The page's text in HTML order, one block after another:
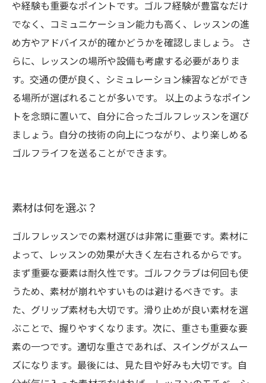
や経験も重要なポイントです。ゴルフ経験が豊富なだけ
でなく、コミュニケーション能力も高く、レッスンの進
め方やアドバイスが的確かどうかを確認しましょう。 さ
らに、レッスンの場所や設備も考慮する必要がありま
す。交通の便が良く、シミュレーション練習などができ
る場所が選ばれることが多いです。 以上のようなポイン
トを念頭に置いて、自分に合ったゴルフレッスンを選び
ましょう。自分の技術の向上につながり、より楽しめる
ゴルフライフを送ることができます。
素材は何を選ぶ？
ゴルフレッスンでの素材選びは非常に重要です。素材に
よって、レッスンの効果が大きく左右されるからです。
まず重要な要素は耐久性です。ゴルフクラブは何回も使
うため、素材が崩れやすいものは避けるべきです。ま
た、グリップ素材も大切です。滑り止めが良い素材を選
ぶことで、握りやすくなります。次に、重さも重要な要
素の一つです。適切な重さであれば、スイングがスムー
ズになります。最後には、見た目や好みも大切です。自